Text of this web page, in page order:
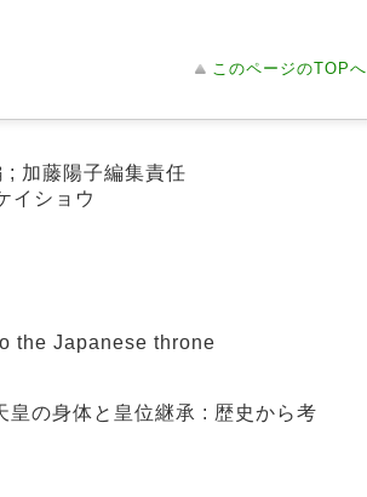
このページのTOPへ
; 加藤陽子編集責任
イショウ
the Japanese throne
の身体と皇位継承 : 歴史から考